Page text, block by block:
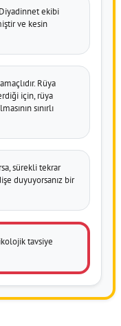
ekibi
ve kesin
Rüya
için, rüya
sınırlı
sürekli tekrar
duyuyorsanız bir
tavsiye